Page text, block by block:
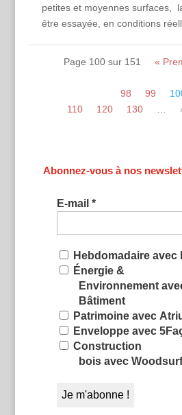
petites et moyennes surfaces,
être essayée, en conditions
Page 100 sur 151 «
98
99
110
120 130
Abonnez-vous à nos
E-mail *
Hebdomadaire avec
Énergie &
Environnement
Bâtiment
Patrimoine avec
Enveloppe avec
Construction
bois avec